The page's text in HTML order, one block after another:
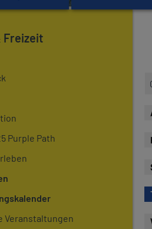
Freizeit
Purple Path
Veranstaltungen